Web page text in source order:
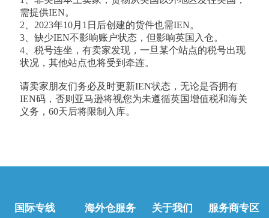
需提供IEN。
2、2023年10月1日后创建的货件也需IEN。
3、缺少IEN不影响账户状态，但影响英国入仓。
4、税号连坐，有卖家发现，一旦某个站点的税号出现
状况，其他站点也将受到牵连。
请卖家朋友们务必及时更新IEN状态，无论是否拥有
IEN码，否则亚马逊将视您为未遵循英国增值税和海关
义务，60天后将限制入库。
国际专线 海外仓服务 关于我们 服务商专区